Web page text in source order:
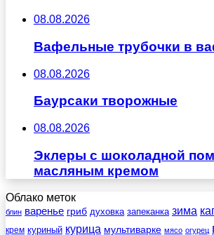
08.08.2026
Вафельные трубочки в
08.08.2026
Баурсаки творожные
08.08.2026
Эклеры с шоколадной
масляным кремом
Облако меток
блин варенье гриб духовка запеканка зима
крем куриный курица мультиварке мясо огурец